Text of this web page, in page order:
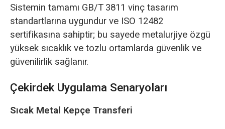
Sistemin tamamı GB/T 3811 vinç tasarım
standartlarına uygundur ve ISO 12482
sertifikasına sahiptir; bu sayede metalurjiye özgü
yüksek sıcaklık ve tozlu ortamlarda güvenlik ve
güvenilirlik sağlanır.
Çekirdek Uygulama Senaryoları
Sıcak Metal Kepçe Transferi